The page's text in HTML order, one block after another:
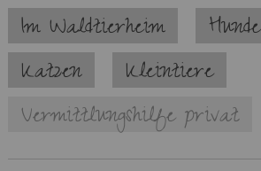
Navigation
überspringen
Im Waldtierheim
Hunde
Katzen
Kleintiere
Vermittlungshilfe privat